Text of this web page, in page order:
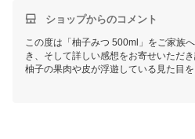
という言葉が当てはまると思いまし
が目立ちましたが、鼻あたりからは
た。飲み終わりも甘さより柚子が強
く風味を強く感じたのは初めてです
レモネードに近いなと思いました
ショップからのコメント
この度は「柚子みつ 500ml」をご家族
き、そして詳しい感想をお寄せいただ
柚子の果肉や皮が浮遊している見た目
り、大変光栄です。さらに、サイダー
まで柚子の香りを楽しんでいただけた
ご家族の皆様にも美味しいと大切に飲